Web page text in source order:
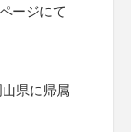
ージにて
県に帰属